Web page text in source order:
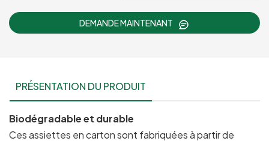
DEMANDE MAINTENANT
PRÉSENTATION DU PRODUIT
Biodégradable et durable
Ces assiettes en carton sont fabriquées à partir de